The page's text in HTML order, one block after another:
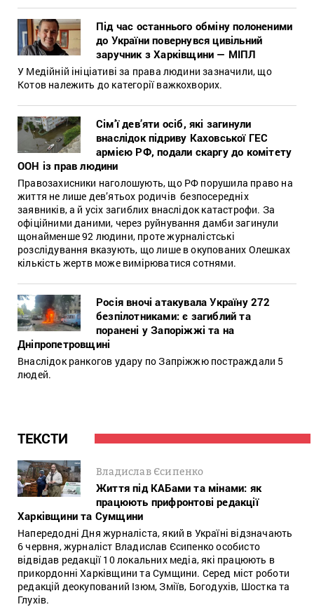
Під час останнього обміну полоненими
до України повернувся цивільний
заручник з Харківщини — МІПЛ
У Медійній ініціативі за права людини зазначили, що
Котов належить до категорії важкохворих.
Сім’ї дев’яти осіб, які загинули
внаслідок підриву Каховської ГЕС
армією РФ, подали скаргу до комітету
ООН із прав людини
Правозахисники наголошують, що РФ порушила право на
життя не лише дев’ятьох родичів безпосередніх
заявників, а й усіх загиблих внаслідок катастрофи. За
офіційними даними, через руйнування дамби загинули
щонайменше 92 людини, проте журналістські
розслідування вказують, що лише в окупованих Олешках
кількість жертв може вимірюватися сотнями.
Росія вночі атакувала Україну 272
безпілотниками: є загиблий та
поранені у Запоріжжі та на
Дніпропетровщині
Внаслідок ранкогов удару по Запріжжю постраждали 5
людей.
ТЕКСТИ
Владислав Єсипенко
Життя під КАБами та мінами: як
працюють прифронтові редакції
Харківщини та Сумщини
Напередодні Дня журналіста, який в Україні відзначають
6 червня, журналіст Владислав Єсипенко особисто
відвідав редакції 10 локальних медіа, які працюють в
прикордонні Харківщини та Сумщини. Серед міст роботи
редакцій деокупований Ізюм, Зміїв, Богодухів, Шостка та
Глухів.